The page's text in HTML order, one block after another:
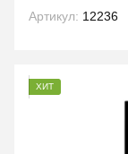
Артикул: 12236
ХИТ